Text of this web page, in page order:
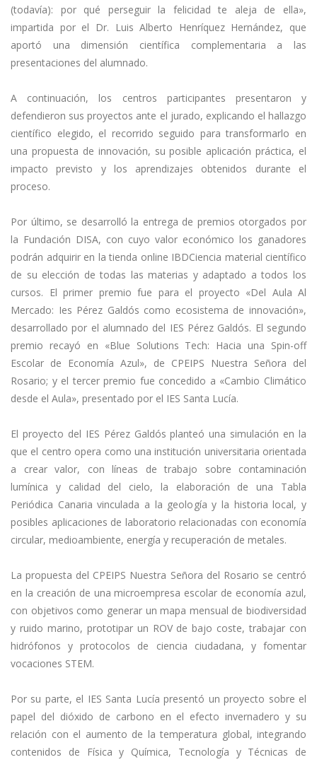
(todavía): por qué perseguir la felicidad te aleja de ella»,
impartida por el Dr. Luis Alberto Henríquez Hernández, que
aportó una dimensión científica complementaria a las
presentaciones del alumnado.
A continuación, los centros participantes presentaron y
defendieron sus proyectos ante el jurado, explicando el hallazgo
científico elegido, el recorrido seguido para transformarlo en
una propuesta de innovación, su posible aplicación práctica, el
impacto previsto y los aprendizajes obtenidos durante el
proceso.
Por último, se desarrolló la entrega de premios otorgados por
la Fundación DISA, con cuyo valor económico los ganadores
podrán adquirir en la tienda online IBDCiencia material científico
de su elección de todas las materias y adaptado a todos los
cursos. El primer premio fue para el proyecto «Del Aula Al
Mercado: Ies Pérez Galdós como ecosistema de innovación»,
desarrollado por el alumnado del IES Pérez Galdós. El segundo
premio recayó en «Blue Solutions Tech: Hacia una Spin-off
Escolar de Economía Azul», de CPEIPS Nuestra Señora del
Rosario; y el tercer premio fue concedido a «Cambio Climático
desde el Aula», presentado por el IES Santa Lucía.
El proyecto del IES Pérez Galdós planteó una simulación en la
que el centro opera como una institución universitaria orientada
a crear valor, con líneas de trabajo sobre contaminación
lumínica y calidad del cielo, la elaboración de una Tabla
Periódica Canaria vinculada a la geología y la historia local, y
posibles aplicaciones de laboratorio relacionadas con economía
circular, medioambiente, energía y recuperación de metales.
La propuesta del CPEIPS Nuestra Señora del Rosario se centró
en la creación de una microempresa escolar de economía azul,
con objetivos como generar un mapa mensual de biodiversidad
y ruido marino, prototipar un ROV de bajo coste, trabajar con
hidrófonos y protocolos de ciencia ciudadana, y fomentar
vocaciones STEM.
Por su parte, el IES Santa Lucía presentó un proyecto sobre el
papel del dióxido de carbono en el efecto invernadero y su
relación con el aumento de la temperatura global, integrando
contenidos de Física y Química, Tecnología y Técnicas de